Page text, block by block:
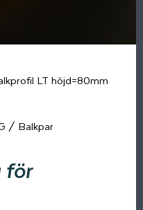
LT höjd=80mm
/ Balkpar
för